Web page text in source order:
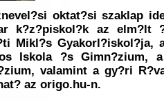
oktat?si szaklap
k?z?piskol?k az elm?lt
Mikl?s Gyakorl?iskol?ja,
Iskola ?s Gimn?zium,
valamint a gy?ri
az origo.hu-n.